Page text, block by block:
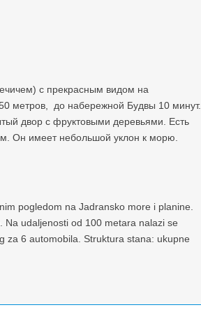
с прекрасным видом на
метров, до набережной Будвы 10 минут.
двор с фруктовыми деревьями. Есть
Он имеет небольшой уклон к морю.
pogledom na Jadransko more i planine.
udaljenosti od 100 metara nalazi se
za 6 automobila. Struktura stana: ukupne